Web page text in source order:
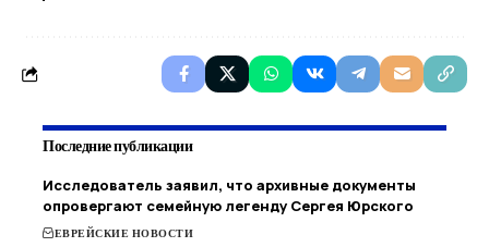
Последние публикации
Исследователь заявил, что архивные документы
опровергают семейную легенду Сергея Юрского
ЕВРЕЙСКИЕ НОВОСТИ